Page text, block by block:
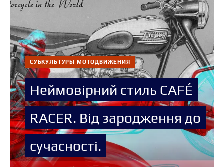
СУБКУЛЬТУРЫ МОТОДВИЖЕНИЯ
Неймовірний стиль CAFÉ
RACER. Від зародження до
сучасності.